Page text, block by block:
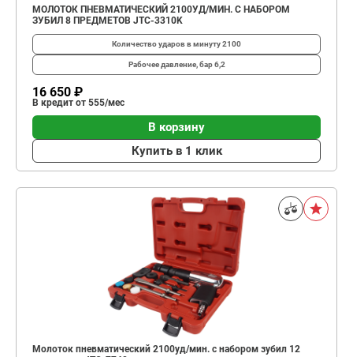
МОЛОТОК ПНЕВМАТИЧЕСКИЙ 2100УД/МИН. С НАБОРОМ
ЗУБИЛ 8 ПРЕДМЕТОВ JTC-3310K
Количество ударов в минуту2100
Рабочее давление, бар6,2
16 650 ₽
В кредит от 555/мес
В корзину
Купить в 1 клик
Молоток пневматический 2100уд/мин. с набором зубил 12